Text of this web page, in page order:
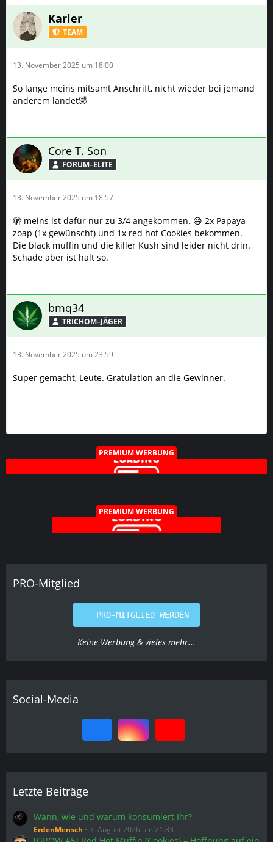
Karler
TEAM
13. November 2025 um 18:00
So lange meins mitsamt Anschrift, nicht wieder bei jemand
anderem landet🤣
Core T. Son
FORUM–ELITE
13. November 2025 um 18:57
🫣 meins ist dafür nur zu 3/4 angekommen. 😅 2x Papaya
zoap (1x gewünscht) und 1x red hot Cookies bekommen.
Die black muffin und die killer Kush sind leider nicht drin.
Schade aber ist halt so.
bmq34
TRICHOM–JÄGER
13. November 2025 um 23:59
Super gemacht, Leute. Gratulation an die Gewinner.
PREMIUM WERBUNG
PREMIUM WERBUNG
PRO-Mitglied
PRO-MITGLIED WERDEN
Keine Werbung & vieles mehr...
Social-Media
Letzte Beiträge
Wann, wie und warum konsumiert Ihr?
ErdenMensch 7. August 2026 um 21:33